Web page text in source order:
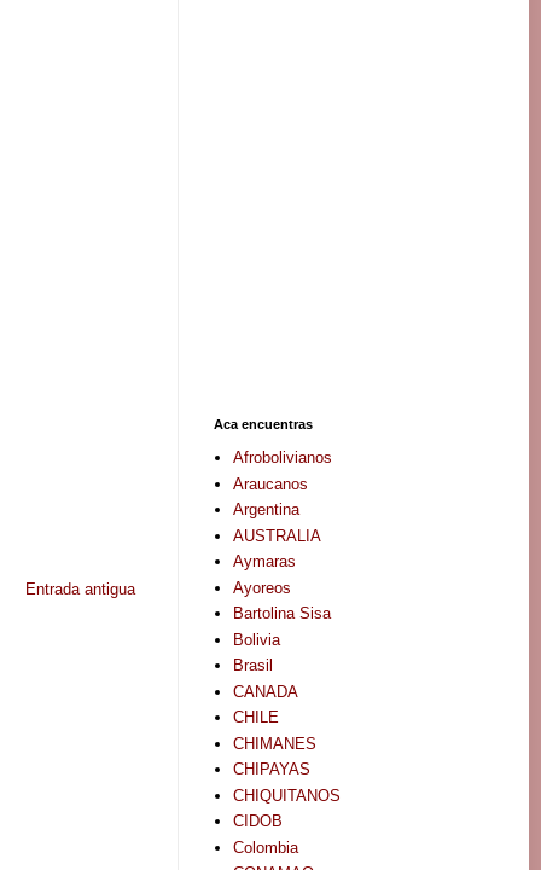
Entrada antigua
Aca encuentras
Afrobolivianos
Araucanos
Argentina
AUSTRALIA
Aymaras
Ayoreos
Bartolina Sisa
Bolivia
Brasil
CANADA
CHILE
CHIMANES
CHIPAYAS
CHIQUITANOS
CIDOB
Colombia